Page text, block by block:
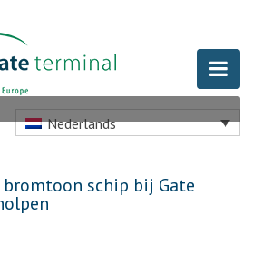
Nederlands
bromtoon schip bij Gate